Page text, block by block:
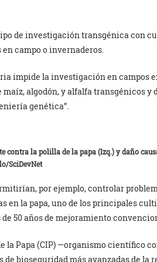
de investigación transgénica con
campo o invernaderos.
impide la investigación en campos
algodón, y alfalfa transgénicos y
genética”.
contra la polilla de la papa (Izq.) y daño
SciDevNet
por ejemplo, controlar
en la papa, uno de los principales
50 años de mejoramiento
la Papa (CIP) —organismo científico
bioseguridad más avanzadas de la